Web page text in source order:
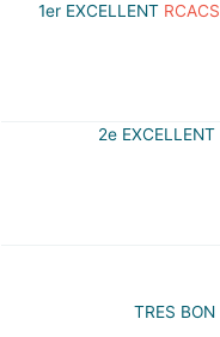
1er EXCELLENT RCACS
2e EXCELLENT
TRES BON